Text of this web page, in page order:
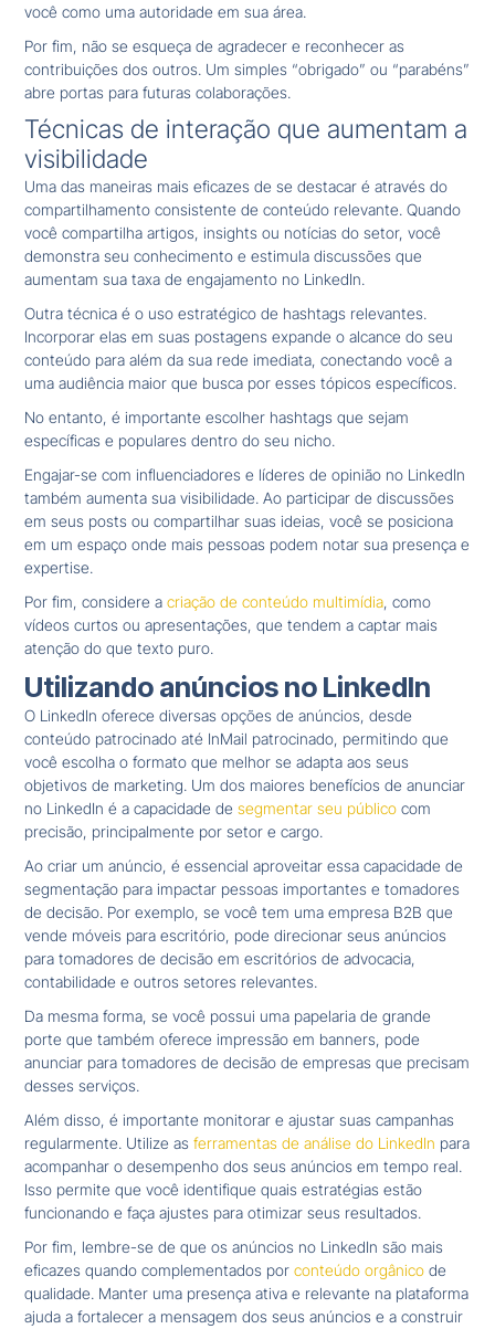
você como uma autoridade em sua área.
Por fim, não se esqueça de agradecer e reconhecer as
contribuições dos outros. Um simples “obrigado” ou “parabéns”
abre portas para futuras colaborações.
Técnicas de interação que aumentam a
visibilidade
Uma das maneiras mais eficazes de se destacar é através do
compartilhamento consistente de conteúdo relevante. Quando
você compartilha artigos, insights ou notícias do setor, você
demonstra seu conhecimento e estimula discussões que
aumentam sua taxa de engajamento no LinkedIn.
Outra técnica é o uso estratégico de hashtags relevantes.
Incorporar elas em suas postagens expande o alcance do seu
conteúdo para além da sua rede imediata, conectando você a
uma audiência maior que busca por esses tópicos específicos.
No entanto, é importante escolher hashtags que sejam
específicas e populares dentro do seu nicho.
Engajar-se com influenciadores e líderes de opinião no LinkedIn
também aumenta sua visibilidade. Ao participar de discussões
em seus posts ou compartilhar suas ideias, você se posiciona
em um espaço onde mais pessoas podem notar sua presença e
expertise.
Por fim, considere acriação de conteúdo multimídia, como
vídeos curtos ou apresentações, que tendem a captar mais
atenção do que texto puro.
Utilizando anúncios no LinkedIn
O LinkedIn oferece diversas opções de anúncios, desde
conteúdo patrocinado até InMail patrocinado, permitindo que
você escolha o formato que melhor se adapta aos seus
objetivos de marketing. Um dos maiores benefícios de anunciar
no LinkedIn é a capacidade desegmentar seu público com
precisão, principalmente por setor e cargo.
Ao criar um anúncio, é essencial aproveitar essa capacidade de
segmentação para impactar pessoas importantes e tomadores
de decisão. Por exemplo, se você tem uma empresa B2B que
vende móveis para escritório, pode direcionar seus anúncios
para tomadores de decisão em escritórios de advocacia,
contabilidade e outros setores relevantes.
Da mesma forma, se você possui uma papelaria de grande
porte que também oferece impressão em banners, pode
anunciar para tomadores de decisão de empresas que precisam
desses serviços.
Além disso, é importante monitorar e ajustar suas campanhas
regularmente. Utilize asferramentas de análise do LinkedIn para
acompanhar o desempenho dos seus anúncios em tempo real.
Isso permite que você identifique quais estratégias estão
funcionando e faça ajustes para otimizar seus resultados.
Por fim, lembre-se de que os anúncios no LinkedIn são mais
eficazes quando complementados porconteúdo orgânico de
qualidade. Manter uma presença ativa e relevante na plataforma
ajuda a fortalecer a mensagem dos seus anúncios e a construir